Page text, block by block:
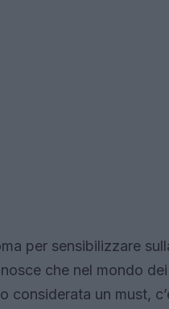
per sensibilizzare
che nel mondo dei
un must,